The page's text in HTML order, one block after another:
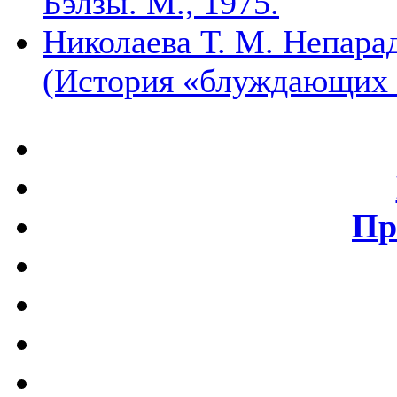
Николаева Т. М.
(История